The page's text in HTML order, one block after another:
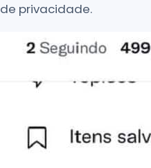
de privacidade.